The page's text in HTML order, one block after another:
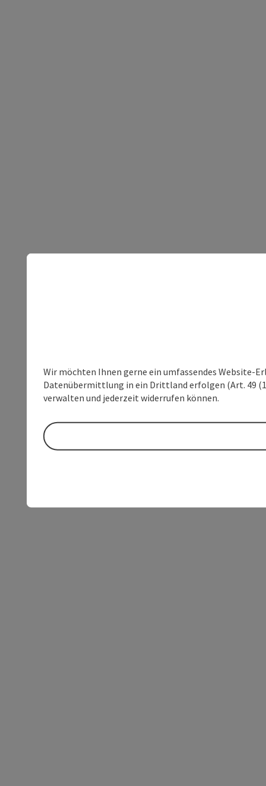
Wir möchten Ihnen gerne ein umfassendes Website-
Datenübermittlung in ein Drittland erfolgen (Art. 49
verwalten und jederzeit widerrufen können.